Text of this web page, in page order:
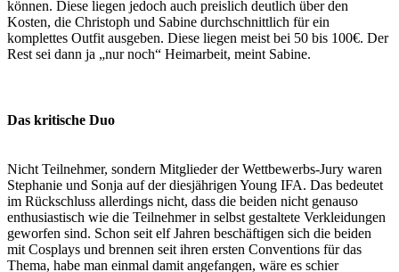
können. Diese liegen jedoch auch preislich deutlich über den
Kosten, die Christoph und Sabine durchschnittlich für ein
komplettes Outfit ausgeben. Diese liegen meist bei 50 bis 100€. Der
Rest sei dann ja „nur noch“ Heimarbeit, meint Sabine.
Das kritische Duo
Nicht Teilnehmer, sondern Mitglieder der Wettbewerbs-Jury waren
Stephanie und Sonja auf der diesjährigen Young IFA. Das bedeutet
im Rückschluss allerdings nicht, dass die beiden nicht genauso
enthusiastisch wie die Teilnehmer in selbst gestaltete Verkleidungen
geworfen sind. Schon seit elf Jahren beschäftigen sich die beiden
mit Cosplays und brennen seit ihren ersten Conventions für das
Thema, habe man einmal damit angefangen, wäre es schier